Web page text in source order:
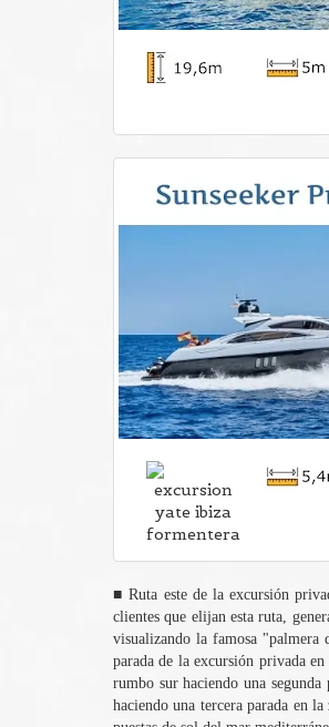
■ Ruta este de la excursión
clientes que elijan esta ruta,
visualizando la famosa
parada de la excursión privada
rumbo sur haciendo una
haciendo una tercera parada en